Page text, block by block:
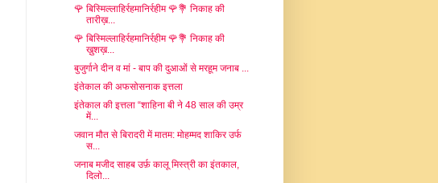
🌹 बिस्मिल्लाहिर्रहमानिर्रहीम 🌹💐 निकाह की
तारीख़...
🌹 बिस्मिल्लाहिर्रहमानिर्रहीम 🌹💐 निकाह की
ख़ुशख़...
बुजुर्गाने दीन व मां - बाप की दुआओं से मरहूम जनाब ...
इंतेकाल की अफसोसनाक इत्तला
इंतेकाल की इत्तला “शाहिना बी ने 48 साल की उम्र
में...
जवान मौत से बिरादरी में मातम: मोहम्मद शाकिर उर्फ
स...
जनाब मजीद साहब उर्फ़ कालू मिस्त्री का इंतकाल,
दिलो...